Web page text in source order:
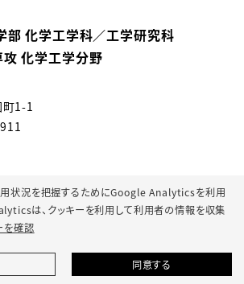
用状況を把握するためにGoogle Analyticsを利用
は、 クッキーを利用して利用者の情報を収集
を確認
同意する
部 化学工学科／⼯学研究科
化学⼯学分野
1-1